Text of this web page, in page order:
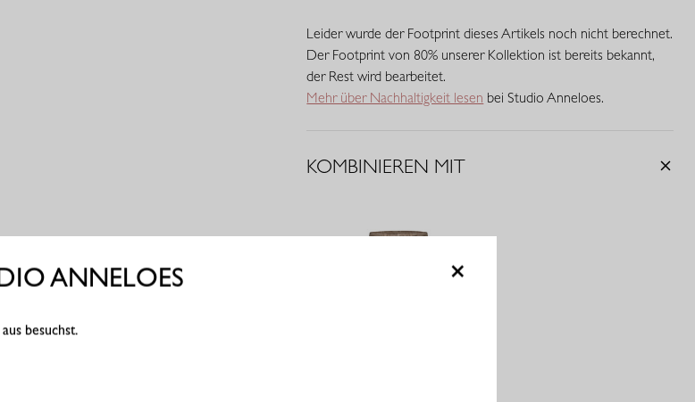
Leider wurde der Footprint dieses Artikels noch nicht berechnet.
Der Footprint von 80% unserer Kollektion ist bereits bekannt,
der Rest wird bearbeitet.
Mehr über Nachhaltigkeit lesen bei Studio Anneloes.
KOMBINIEREN MIT
ANNELOES ×
besuchst.